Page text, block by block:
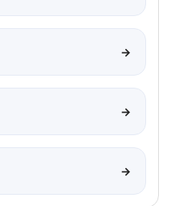
→
→
→